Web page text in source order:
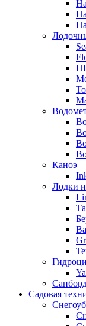
Каноэ
Лодки и
Садовая